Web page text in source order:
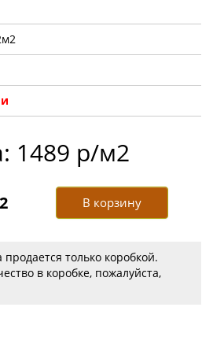
1489 р/м2
В корзину
только коробкой.
в коробке, пожалуйста,